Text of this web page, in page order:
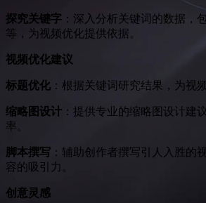
探究关键字 ：深入分析关键词的数据，
等，为视频优化提供依据。
视频优化建议
标题优化 ：根据关键词研究结果，为视
缩略图设计 ：提供专业的缩略图设计建
率。
脚本撰写 ：辅助创作者撰写引人入胜的
容的吸引力。
创意灵感